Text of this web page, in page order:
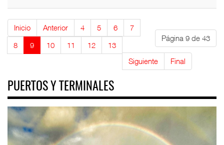
Página 9 de 43
Inicio Anterior 4 5 6
7
8
9 10 11 12
13
Siguiente
Final
PUERTOS Y TERMINALES